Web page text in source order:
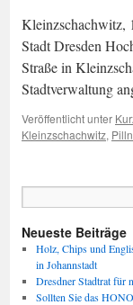
Kleinzschachwitz,
Stadt Dresden
Straße in
Stadtverwaltung
Veröffentlicht unter
Kleinzschachwitz,
Neueste Beiträge
Holz, Chips und
in Johannstadt
Dresdner Stadtrat für
Sollten Sie das